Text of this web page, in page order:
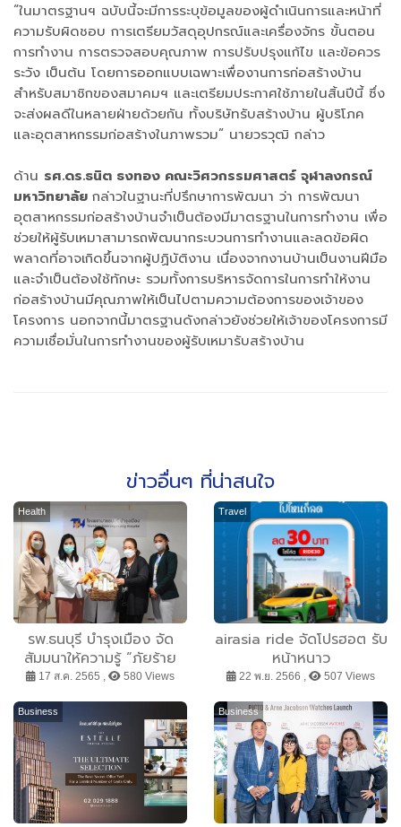
“ในมาตรฐานฯ ฉบับนี้จะมีการระบุข้อมูลของผู้ดำเนินการและหน้าที่
ความรับผิดชอบ การเตรียมวัสดุอุปกรณ์และเครื่องจักร ขั้นตอน
การทำงาน การตรวจสอบคุณภาพ การปรับปรุงแก้ไข และข้อควร
ระวัง เป็นต้น โดยการออกแบบเฉพาะเพื่องานการก่อสร้างบ้าน
สำหรับสมาชิกของสมาคมฯ และเตรียมประกาศใช้ภายในสิ้นปีนี้ ซึ่ง
จะส่งผลดีในหลายฝ่ายด้วยกัน ทั้งบริษัทรับสร้างบ้าน ผู้บริโภค
และอุตสาหกรรมก่อสร้างในภาพรวม” นายวรวุฒิ กล่าว
ด้าน รศ.ดร.ธนิต ธงทอง คณะวิศวกรรมศาสตร์ จุฬาลงกรณ์
มหาวิทยาลัย กล่าวในฐานะที่ปรึกษาการพัฒนา ว่า การพัฒนา
อุตสาหกรรมก่อสร้างบ้านจำเป็นต้องมีมาตรฐานในการทำงาน เพื่อ
ช่วยให้ผู้รับเหมาสามารถพัฒนากระบวนการทำงานและลดข้อผิด
พลาดที่อาจเกิดขึ้นจากผู้ปฏิบัติงาน เนื่องจากงานบ้านเป็นงานฝีมือ
และจำเป็นต้องใช้ทักษะ รวมทั้งการบริหารจัดการในการทำให้งาน
ก่อสร้างบ้านมีคุณภาพให้เป็นไปตามความต้องการของเจ้าของ
โครงการ นอกจากนี้มาตรฐานดังกล่าวยังช่วยให้เจ้าของโครงการมี
ความเชื่อมั่นในการทำงานของผู้รับเหมารับสร้างบ้าน
ข่าวอื่นๆ ที่น่าสนใจ
Health
รพ.ธนบุรี บำรุงเมือง จัด
สัมมนาให้ความรู้ “ภัยร้าย
ของโรคตับ”
17 ส.ค. 2565 , 580 Views
Travel
airasia ride จัดโปรฮอต รับ
หน้าหนาว
22 พ.ย. 2566 , 507 Views
Business Business